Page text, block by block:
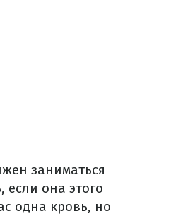
заниматься
если она этого
одна кровь, но